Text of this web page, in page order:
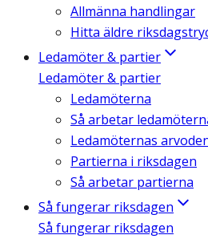
Allmänna handlingar
Hitta äldre
Ledamöter & partier
Ledamöter & partier
Ledamöterna
Så arbetar
Ledamöternas
Partierna i riksdagen
Så arbetar partierna
Så fungerar riksdagen
Så fungerar riksdagen